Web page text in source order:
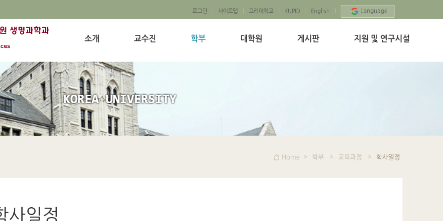
로그인 사이트맵 고려대학교 KUPID English Language
소개 교수진 학부 대학원 게시판 지원 및 연구시설
Home 학부 교육과정 학사일정
사일정